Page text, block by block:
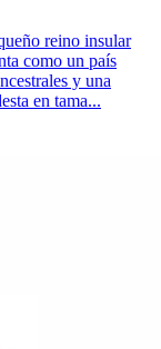
reino insular
como un país
y una
en tama...